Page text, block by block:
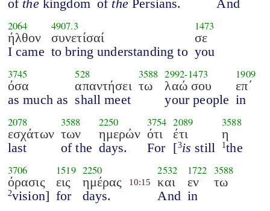
of thekingdom of thePersians. And
2064
ήλθον
I came
4907.3
συνετίσαί
to bring understanding to
1473
σε
you
3745
όσα
as much as
528
απαντήσει
shall meet
3588
τω
2992-1473
λαώ σου
your people
1909
επ΄
in
2078
εσχάτων
last
3588
των
of the
2250
ημερών
days.
3754
ότι
For
2089
έτι
[3is still
3588
η
1the
3706
όρασις
2vision]
1519
εις
for
2250
ημέρας
days.
10:15
2532
και
And
1722
εν
in
3588
τω